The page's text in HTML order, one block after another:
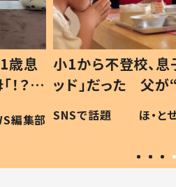
歳息
？」
編集部
小1から不登校、息
ッド」だった 父
作り続ける理由と
#令和の子
SNSで話題 ほ・と